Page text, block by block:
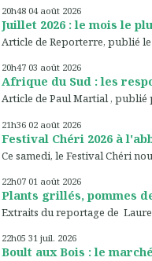
20h48 04 août 2026
Juillet 2026 : le mois le
Article de Reporterre, publié le
20h47 03 août 2026
Afrique du Sud : les
Article de Paul Martial , publié
21h36 02 août 2026
Festival Chéri 2026 à
Ce samedi, le Festival Chéri
22h07 01 août 2026
Plants grillés, pommes
Extraits du reportage de
22h05 31 juil. 2026
Boult aux Bois : le